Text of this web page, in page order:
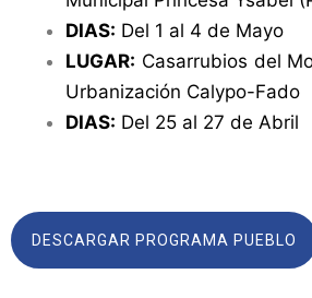
DIAS: Del 1 al 4 de Mayo
LUGAR: Casarrubios del
Urbanización Calypo-Fado
DIAS: Del 25 al 27 de Abril
DESCARGAR PROGRAMA PUEBLO